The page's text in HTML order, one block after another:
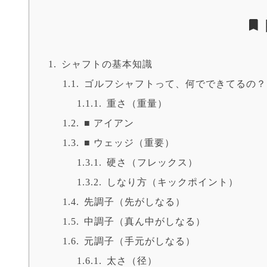
シャフトの基本知識
ゴルフシャフトって、何でできてるの？
重さ（重量）
■ アイアン
■ ウェッジ（重要）
硬さ（フレックス）
しなり方（キックポイント）
先調子（先がしなる）
中調子（真ん中がしなる）
元調子（手元がしなる）
太さ（径）